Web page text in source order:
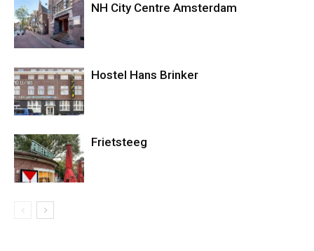
NH City Centre Amsterdam
Hostel Hans Brinker
Frietsteeg